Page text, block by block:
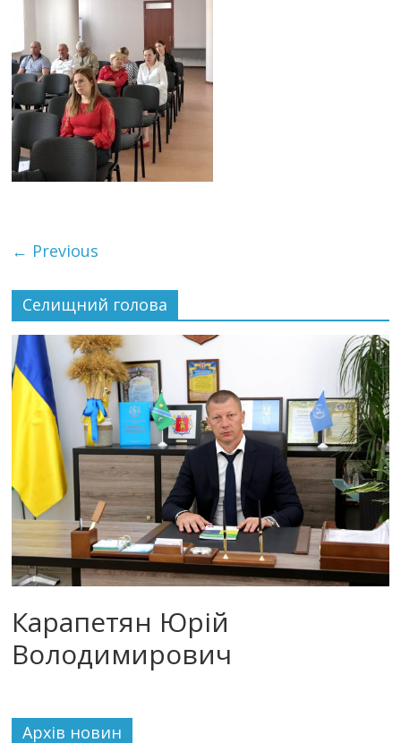
← Previous
Селищний голова
Карапетян Юрій
Володимирович
Архiв новин